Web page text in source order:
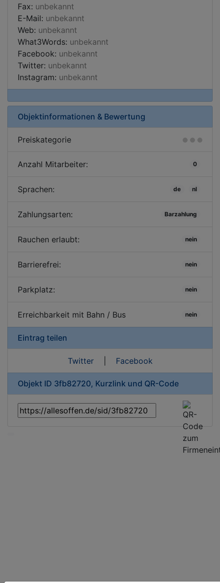
Fax: unbekannt
E-Mail: unbekannt
Web: unbekannt
What3Words: unbekannt
Facebook: unbekannt
Twitter: unbekannt
Instagram: unbekannt
Objektinformationen & Bewertung
Preiskategorie
Anzahl Mitarbeiter: 0
Sprachen: de nl
Zahlungsarten: Barzahlung
Rauchen erlaubt: nein
Barrierefrei: nein
Parkplatz: nein
Erreichbarkeit mit Bahn / Bus nein
Eintrag teilen
Twitter| Facebook
Objekt ID 3fb82720, Kurzlink und QR-Code